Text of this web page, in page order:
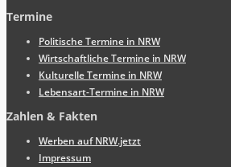
Termine
Politische Termine in NRW
Wirtschaftliche Termine in NRW
Kulturelle Termine in NRW
Lebensart-Termine in NRW
Zahlen & Fakten
Werben auf NRW.jetzt
Impressum